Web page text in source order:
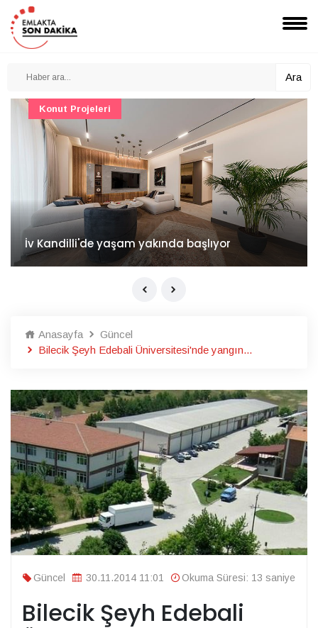
Ara
İv Kandilli'de yaşam yakında başlıyor
Konut Projeleri
Anasayfa
Güncel
Bilecik Şeyh Edebali Üniversitesi'nde yangın...
Güncel 30.11.2014 11:01 Okuma Süresi: 13 saniye
Bilecik Şeyh Edebali